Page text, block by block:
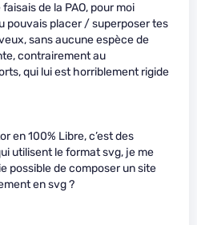
de la PAO, pour moi
pouvais placer / superposer tes
sans aucune espèce de
contrairement au
qui lui est horriblement rigide
en 100% Libre, c’est des
utilisent le format svg, je me
possible de composer un site
en svg ?